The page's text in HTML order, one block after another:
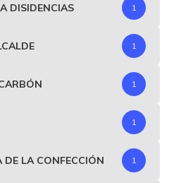
DISIDENCIAS 1
1
1
1
LA CONFECCIÓN 1